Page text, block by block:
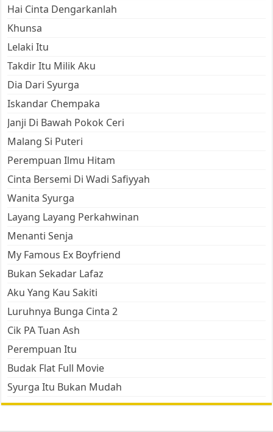
Hai Cinta Dengarkanlah
Khunsa
Lelaki Itu
Takdir Itu Milik Aku
Dia Dari Syurga
Iskandar Chempaka
Janji Di Bawah Pokok Ceri
Malang Si Puteri
Perempuan Ilmu Hitam
Cinta Bersemi Di Wadi Safiyyah
Wanita Syurga
Layang Layang Perkahwinan
Menanti Senja
My Famous Ex Boyfriend
Bukan Sekadar Lafaz
Aku Yang Kau Sakiti
Luruhnya Bunga Cinta 2
Cik PA Tuan Ash
Perempuan Itu
Budak Flat Full Movie
Syurga Itu Bukan Mudah